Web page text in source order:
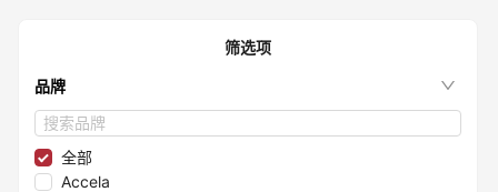
筛选项
品牌
全部
Accela